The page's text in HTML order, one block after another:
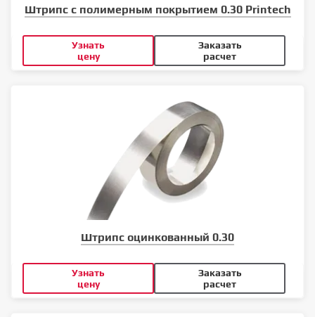
Штрипс с полимерным покрытием 0.30 Printech
Узнать
цену
Заказать
расчет
Штрипс оцинкованный 0.30
Узнать
цену
Заказать
расчет